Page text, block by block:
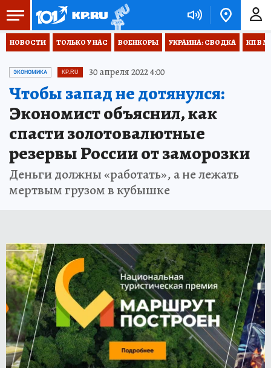
НОВОСТИ ТОЛЬКО У НАС ВОЕНКОРЫ УКРАИНА: СВОДКА КП В
ЭКОНОМИКА KP.RU 30 апреля 2022 4:00
Чтобы запад не дотянулся:
Экономист объяснил, как
спасти золотовалютные
резервы России от заморозки
Деньги должны «работать», а не лежать
мертвым грузом в кубышке